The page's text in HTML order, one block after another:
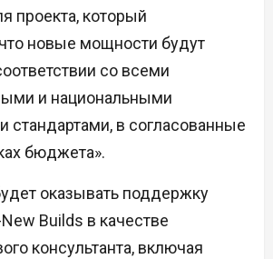
проекта, который
что новые мощности будут
со всеми
и национальными
стандартами, в согласованные
бюджета».
оказывать поддержку
Builds в качестве
консультанта, включая